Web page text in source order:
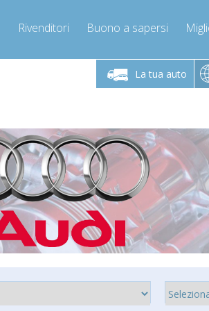
Rivenditori Buono a sapersi
La tua auto
Chiamaci!
+393278892946
Lunedì-